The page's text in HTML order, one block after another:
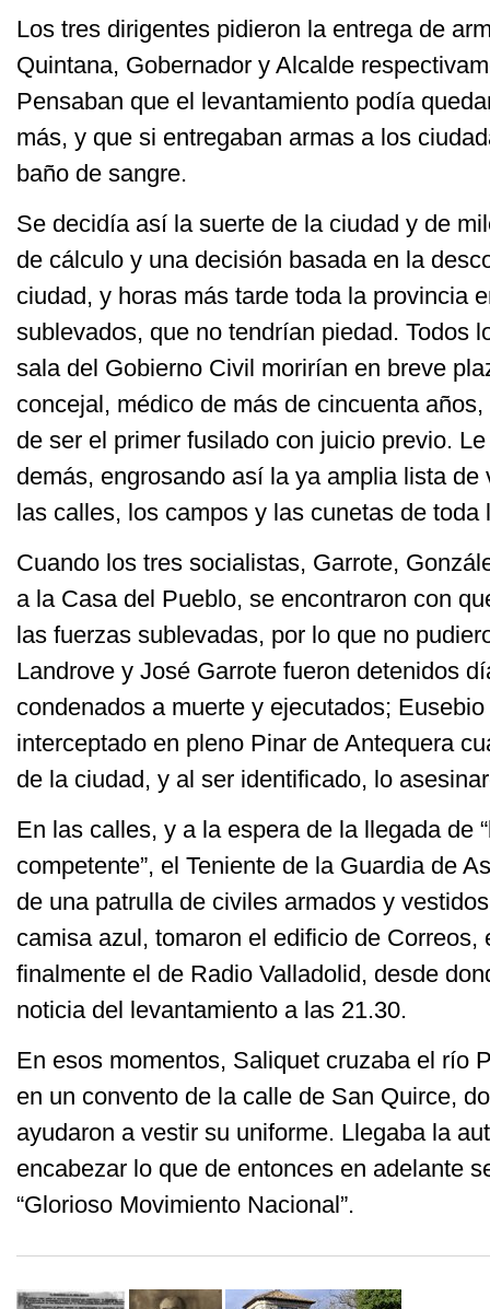
Los tres dirigentes pidieron la entrega de
Quintana, Gobernador y Alcalde
Pensaban que el levantamiento podía
más, y que si entregaban armas a los
baño de sangre.
Se decidía así la suerte de la ciudad y de
de cálculo y una decisión basada en la
ciudad, y horas más tarde toda la provincia
sublevados, que no tendrían piedad. Todos
sala del Gobierno Civil morirían en breve
concejal, médico de más de cincuenta
de ser el primer fusilado con juicio previo.
demás, engrosando así la ya amplia lista
las calles, los campos y las cunetas de toda
Cuando los tres socialistas, Garrote,
a la Casa del Pueblo, se encontraron con
las fuerzas sublevadas, por lo que no
Landrove y José Garrote fueron detenidos
condenados a muerte y ejecutados;
interceptado en pleno Pinar de Antequera
de la ciudad, y al ser identificado, lo
En las calles, y a la espera de la llegada de
competente”, el Teniente de la Guardia de
de una patrulla de civiles armados y
camisa azul, tomaron el edificio de Correos,
finalmente el de Radio Valladolid, desde
noticia del levantamiento a las 21.30.
En esos momentos, Saliquet cruzaba el río
en un convento de la calle de San Quirce,
ayudaron a vestir su uniforme. Llegaba la
encabezar lo que de entonces en adelante
“Glorioso Movimiento Nacional”.